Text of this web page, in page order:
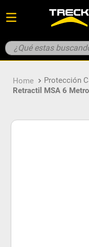
¿Qué estas
Protección
Retractil MSA 6